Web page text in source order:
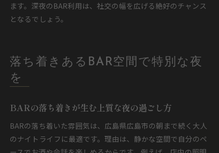
ます。深夜のBAR利用は、社交の幅を広げる絶好のチャンス
となるでしょう。
落ち着きあるBAR空間で特別な夜
を
BARの落ち着きが生む上質な夜の過ごし方
BARの落ち着いた雰囲気は、広島県広島市の朝まで続く大人
のナイトライフに最適です。理由は、静かな空間で自分のペ